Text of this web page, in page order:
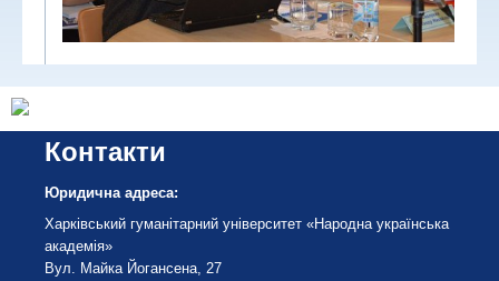
Контакти
Юридична адреса:
Харківський гуманітарний університет «Народна українська
академія»
Вул. Майка Йогансена, 27